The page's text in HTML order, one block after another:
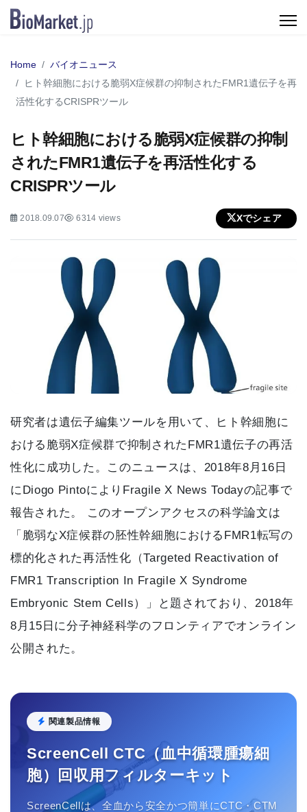
Home
バイオニュース
ヒト幹細胞における脆弱X症候群の抑制されたFMR1遺伝子を再
活性化するCRISPRツール
ヒト幹細胞における脆弱X症候群の抑制
されたFMR1遺伝子を再活性化する
CRISPRツール
2018.09.07 6314 views Xでシェア
研究者は遺伝子編集ツールを用いて、ヒト幹細胞に
おける脆弱X症候群で抑制されたFMR1遺伝子の再活
性化に成功した。このニュースは、2018年8月16日
にDiogo PintoによりFragile X News Todayの記事で
報告された。 このオープンアクセスの科学論文は
「脆弱なX症候群の胚性幹細胞におけるFMR1転写の
標的化された再活性化（Targeted Reactivation of
FMR1 Transcription In Fragile X Syndrome
Embryonic Stem Cells）」と題されており、2018年
8月15日に分子神経科学のフロンティアでオンライン
公開された。
関連製品情報
ScreenCell CTC（⾎中循環腫瘍細
胞）回収⽤フィルターキット
ScreenCellは、全血から安全かつ簡単にCTC・CTM